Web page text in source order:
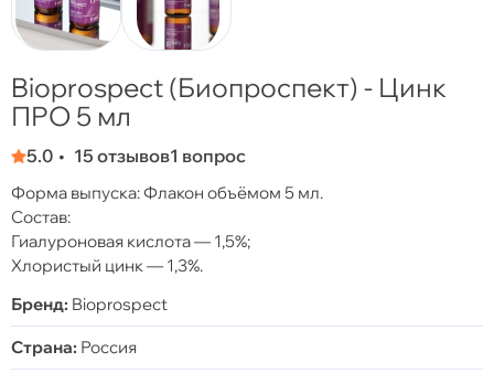
Bioprospect (Биопроспект) - Цинк
ПРО 5 мл
5.0 15 отзывов1 вопрос
Форма выпуска: Флакон объёмом 5 мл.
Состав:
Гиалуроновая кислота — 1,5%;
Хлористый цинк — 1,3%.
Бренд: Bioprospect
Страна: Россия